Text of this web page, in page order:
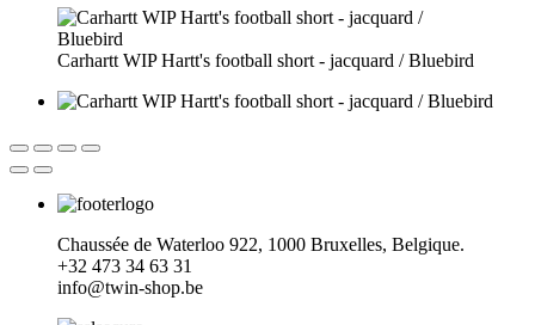
Carhartt WIP Hartt's football short - jacquard / Bluebird
Chaussée de Waterloo 922, 1000 Bruxelles, Belgique.
+32 473 34 63 31
info@twin-shop.be